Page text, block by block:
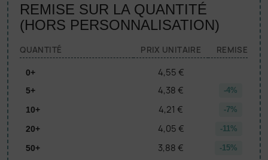
REMISE SUR LA QUANTITÉ
(HORS PERSONNALISATION)
QUANTITÉ PRIX UNITAIRE REMISE
0+ 4,55 €
5+ 4,38 € -4%
10+ 4,21 € -7%
20+ 4,05 € -11%
50+ 3,88 € -15%